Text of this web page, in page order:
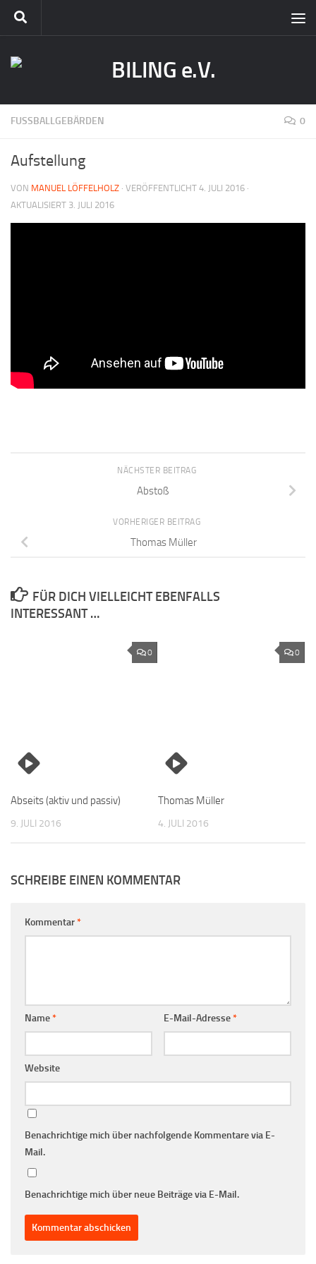
FUSSBALLGEBÄRDEN 0
Aufstellung
VON MANUEL LÖFFELHOLZ · VERÖFFENTLICHT 4. JULI 2016 ·
AKTUALISIERT 3. JULI 2016
NÄCHSTER BEITRAG
Abstoß
VORHERIGER BEITRAG
Thomas Müller
FÜR DICH VIELLEICHT EBENFALLS
INTERESSANT …
0
Abseits (aktiv und passiv)
9. JULI 2016
0
Thomas Müller
4. JULI 2016
SCHREIBE EINEN KOMMENTAR
Kommentar*
Name* E-Mail-Adresse*
Website
Benachrichtige mich über nachfolgende Kommentare via E-
Mail.
Benachrichtige mich über neue Beiträge via E-Mail.